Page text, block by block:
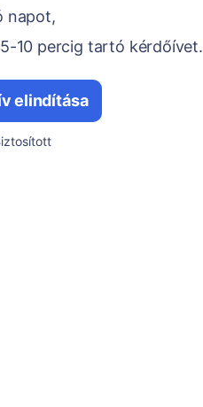
napot,
10 percig tartó kérdőívet.
elindítása